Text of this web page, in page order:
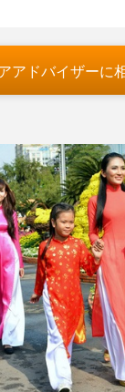
アドバイザーに